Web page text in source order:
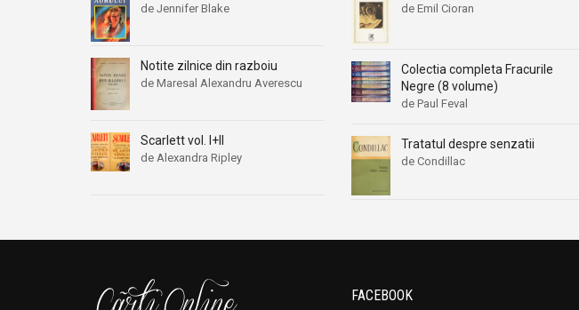
de Jennifer Blake
Notite zilnice din razboiu
de Maresal Alexandru Averescu
Scarlett vol. I+II
de Alexandra Ripley
de Emil Cioran
Colectia completa Fracurile
Negre (8 volume)
de Paul Feval
Tratatul despre senzatii
de Condillac
FACEBOOK